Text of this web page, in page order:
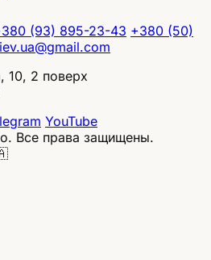
(93) 895-23-43 +380 (50)
10, 2 поверх
YouTube
Все права защищены.